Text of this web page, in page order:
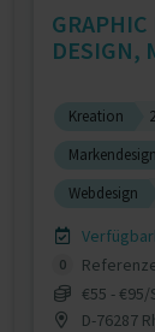
DESIGN,
Kreation
Markendesign
Webdesign
0
€55 -
D-76287